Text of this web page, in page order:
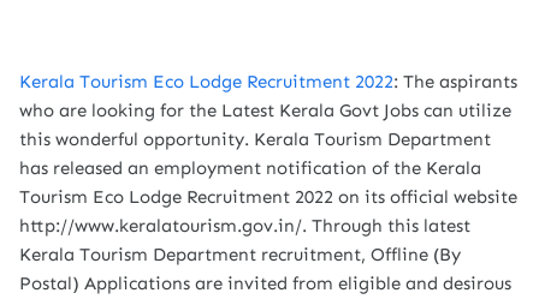
Kerala Tourism Eco Lodge Recruitment 2022: The aspirants
who are looking for the Latest Kerala Govt Jobs can utilize
this wonderful opportunity. Kerala Tourism Department
has released an employment notification of the Kerala
Tourism Eco Lodge Recruitment 2022 on its official website
http://www.keralatourism.gov.in/. Through this latest
Kerala Tourism Department recruitment, Offline (By
Postal) Applications are invited from eligible and desirous